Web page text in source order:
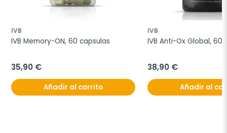
IVB
IVB Memory-ON, 60 capsulas
35,90 €
Añadir al carrito
IVB
IVB Anti-Ox Global, 60
38,90 €
Añadir al